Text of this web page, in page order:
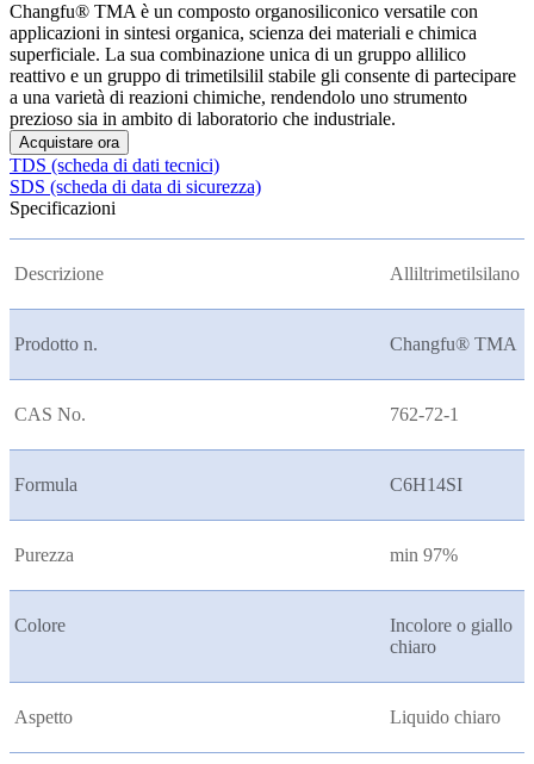
Changfu® TMA è un composto organosiliconico versatile con
applicazioni in sintesi organica, scienza dei materiali e chimica
superficiale. La sua combinazione unica di un gruppo allilico
reattivo e un gruppo di trimetilsilil stabile gli consente di partecipare
a una varietà di reazioni chimiche, rendendolo uno strumento
prezioso sia in ambito di laboratorio che industriale.
Acquistare ora
TDS (scheda di dati tecnici)
SDS (scheda di data di sicurezza)
Specificazioni
Descrizione Alliltrimetilsilano
Prodotto n. Changfu® TMA
CAS No. 762-72-1
Formula C6H14SI
Purezza min 97%
Colore
Incolore o giallo
chiaro
Aspetto Liquido chiaro